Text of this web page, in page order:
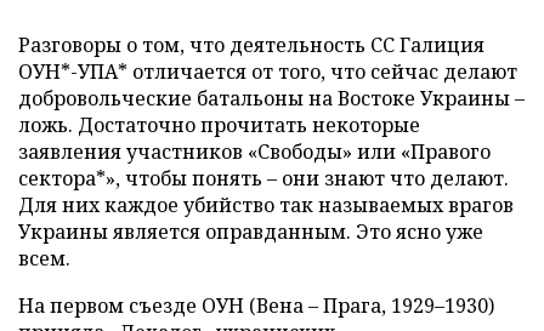
Разговоры о том, что деятельность СС Галиция
ОУН*-УПА* отличается от того, что сейчас делают
добровольческие батальоны на Востоке Украины –
ложь. Достаточно прочитать некоторые
заявления участников «Свободы» или «Правого
сектора*», чтобы понять – они знают что делают.
Для них каждое убийство так называемых врагов
Украины является оправданным. Это ясно уже
всем.
На первом съезде ОУН (Вена – Прага, 1929–1930)